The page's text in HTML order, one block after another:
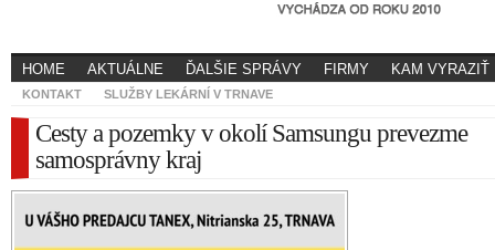
HOME AKTUÁLNE ĎALŠIE SPRÁVY FIRMY KAM VYRAZIŤ
KONTAKT SLUŽBY LEKÁRNÍ V TRNAVE
Cesty a pozemky v okolí Samsungu prevezme
samosprávny kraj